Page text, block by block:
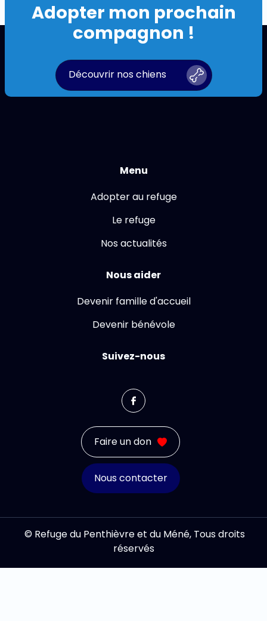
Adopter mon prochain
compagnon !
Découvrir nos chiens
Menu
Adopter au refuge
Le refuge
Nos actualités
Nous aider
Devenir famille d'accueil
Devenir bénévole
Suivez-nous
Faire un don
Nous contacter
© Refuge du Penthièvre et du Méné, Tous droits
réservés